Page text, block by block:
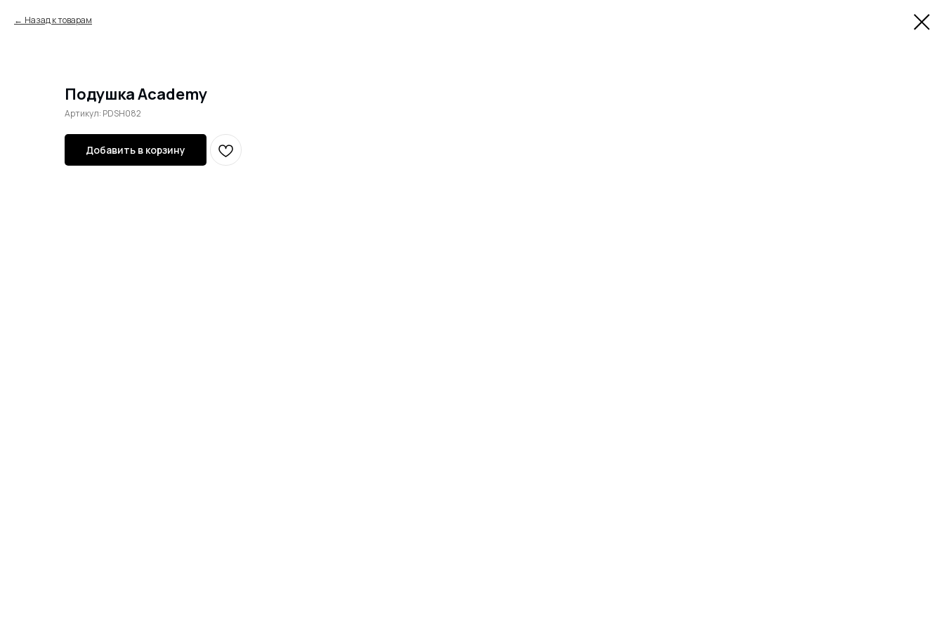
Назад к товарам
Подушка Academy
Артикул: PDSH082
Добавить в корзину